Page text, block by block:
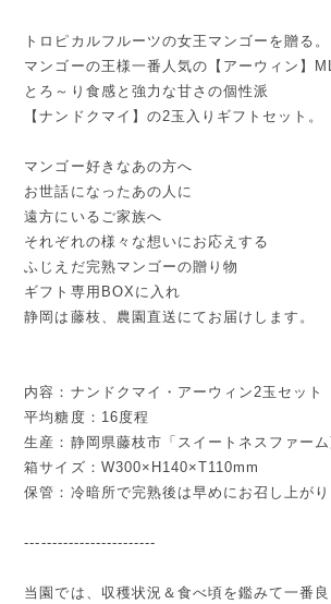
トロピカルフルーツの女王マンゴーを贈る。
マンゴーの王様一番人気の【アーウィン】
とろ～り食感と強力な甘さの個性派
【ナンドクマイ】の2玉入りギフトセット。
マンゴー好きなあの方へ
お世話になったあの人に
遠方にいるご家族へ
それぞれの様々な想いにお応えする
ふじえだ完熟マンゴーの贈り物
ギフト専用BOXに入れ
静岡は藤枝、農園直送にてお届けします。
内容：ナンドクマイ・アーウィン2玉セット
平均糖度：16度程
生産：静岡県藤枝市「スイートネスファーム
箱サイズ：W300×H140×T110mm
保管：冷暗所で完熟後は早めにお召し上が
------------------------
当園では、収穫状況＆食べ頃を鑑みて一番